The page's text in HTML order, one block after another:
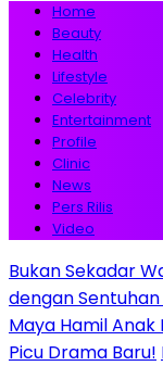
Home
Beauty
Health
Lifestyle
Celebrity
Entertainment
Profile
Clinic
News
Pers Rilis
Video
Bukan Sekadar
dengan
Maya Hamil
Picu Drama Baru!